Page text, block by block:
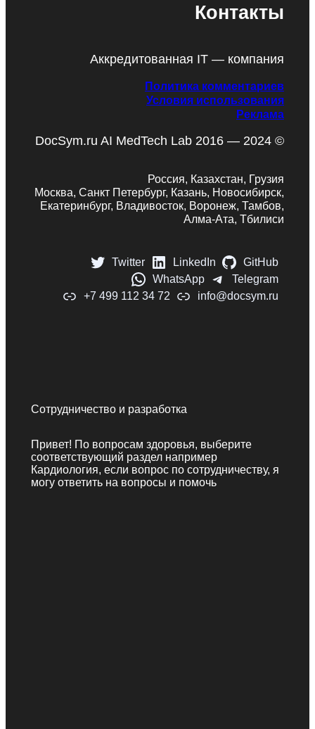
Контакты
Аккредитованная IT — компания
Политика комментариев
Условия использования
Реклама
DocSym.ru AI MedTech Lab 2016 — 2024 ©
Россия, Казахстан, Грузия
Москва, Санкт Петербург, Казань, Новосибирск,
Екатеринбург, Владивосток, Воронеж, Тамбов,
Алма-Ата, Тбилиси
Twitter LinkedIn
GitHub
WhatsApp
Telegram
+7 499 112 34 72
info@docsym.ru
Сотрудничество и разработка
Привет! По вопросам здоровья, выберите
соответствующий раздел например
Кардиология, если вопрос по сотрудничеству, я
могу ответить на вопросы и помочь